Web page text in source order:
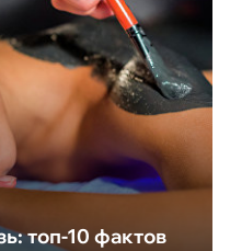
топ-10 фактов